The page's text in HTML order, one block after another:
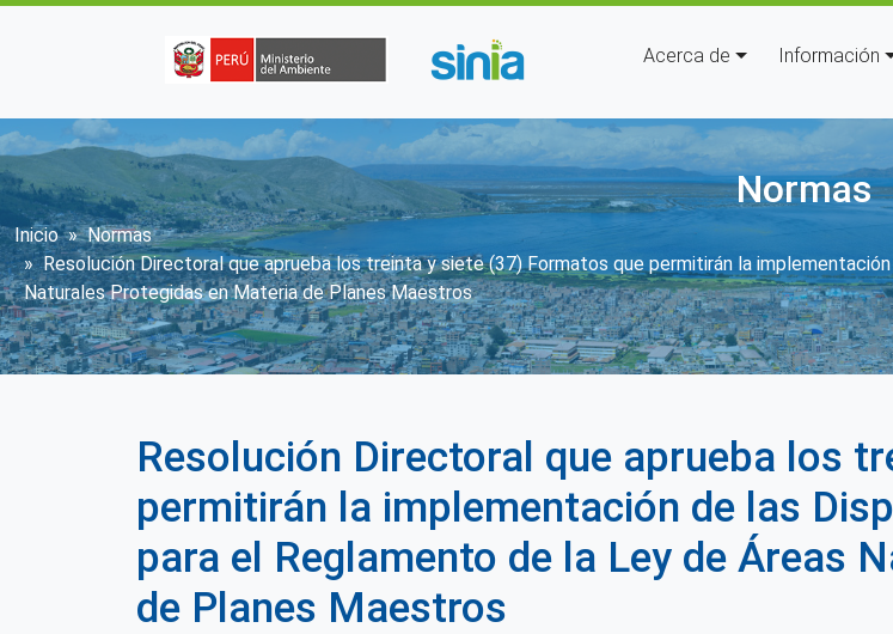
Navegación principal
Acerca de Información
Normas
Sobrescribir enlaces de ayuda a la navegación
Inicio
Normas
Resolución Directoral que aprueba los treinta y siete (37) Formatos que permitirán la
Naturales Protegidas en Materia de Planes Maestros
Resolución Directoral que aprueba los
permitirán la implementación de las
para el Reglamento de la Ley de Áreas
de Planes Maestros